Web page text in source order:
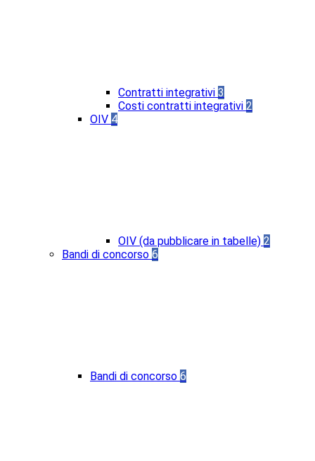
Contratti integrativi 3
Costi contratti integrativi 2
OIV 4
OIV (da pubblicare in tabelle) 2
Bandi di concorso 6
Bandi di concorso 6